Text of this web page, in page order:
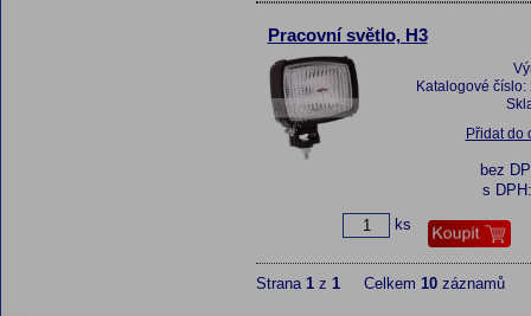
Pracovní světlo, H3
Katalogové číslo:
Přidat do
bez
s
ks
Strana 1z 1Celkem 10záznamů